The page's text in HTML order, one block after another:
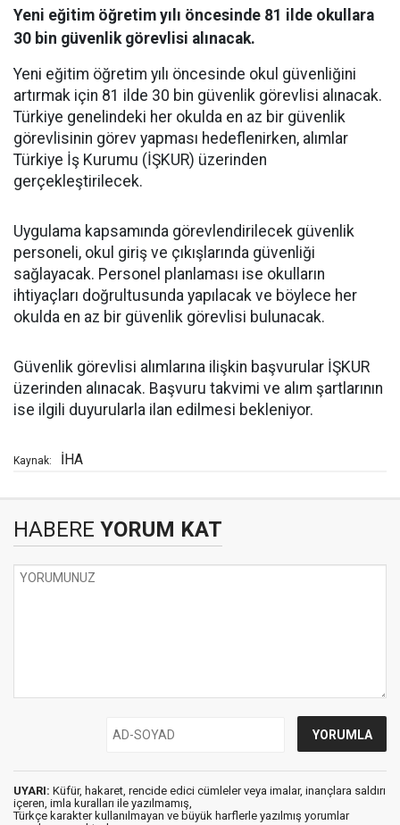
Yeni eğitim öğretim yılı öncesinde 81 ilde okullara
30 bin güvenlik görevlisi alınacak.
Yeni eğitim öğretim yılı öncesinde okul güvenliğini
artırmak için 81 ilde 30 bin güvenlik görevlisi alınacak.
Türkiye genelindeki her okulda en az bir güvenlik
görevlisinin görev yapması hedeflenirken, alımlar
Türkiye İş Kurumu (İŞKUR) üzerinden
gerçekleştirilecek.
Uygulama kapsamında görevlendirilecek güvenlik
personeli, okul giriş ve çıkışlarında güvenliği
sağlayacak. Personel planlaması ise okulların
ihtiyaçları doğrultusunda yapılacak ve böylece her
okulda en az bir güvenlik görevlisi bulunacak.
Güvenlik görevlisi alımlarına ilişkin başvurular İŞKUR
üzerinden alınacak. Başvuru takvimi ve alım şartlarının
ise ilgili duyurularla ilan edilmesi bekleniyor.
Kaynak: İHA
HABERE YORUM KAT
UYARI: Küfür, hakaret, rencide edici cümleler veya imalar, inançlara saldırı
içeren, imla kuralları ile yazılmamış,
Türkçe karakter kullanılmayan ve büyük harflerle yazılmış yorumlar